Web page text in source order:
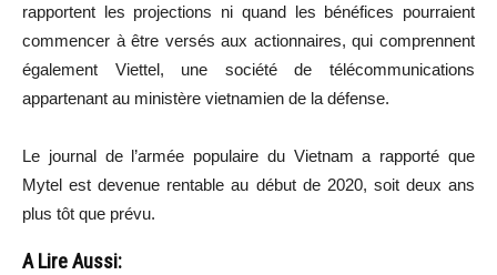
rapportent les projections ni quand les bénéfices pourraient
commencer à être versés aux actionnaires, qui comprennent
également Viettel, une société de télécommunications
appartenant au ministère vietnamien de la défense.
Le journal de l’armée populaire du Vietnam a rapporté que
Mytel est devenue rentable au début de 2020, soit deux ans
plus tôt que prévu.
A Lire Aussi: